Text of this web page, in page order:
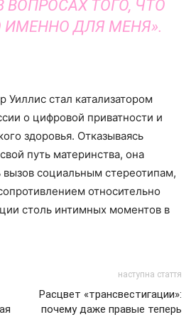
ВОПРОСАХ ТОГО, ЧТО
ИМЕННО ДЛЯ МЕНЯ».
Уиллис стал катализатором
о цифровой приватности и
здоровья. Отказываясь
путь материнства, она
социальным стереотипам,
относительно
столь интимных моментов в
наступна стаття
Расцвет «трансвестигации»:
почему даже правые теперь